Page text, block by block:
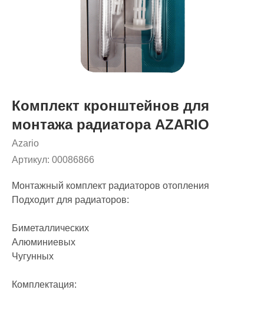
Комплект кронштейнов для
монтажа радиатора AZARIO
Azario
Артикул: 00086866
Монтажный комплект радиаторов отопления
Подходит для радиаторов:
Биметаллических
Алюминиевых
Чугунных
Комплектация: